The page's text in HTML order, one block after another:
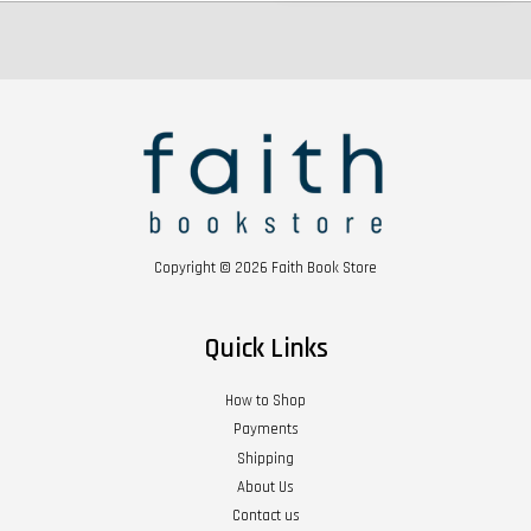
Copyright © 2026 Faith Book Store
Quick Links
How to Shop
Payments
Shipping
About Us
Contact us